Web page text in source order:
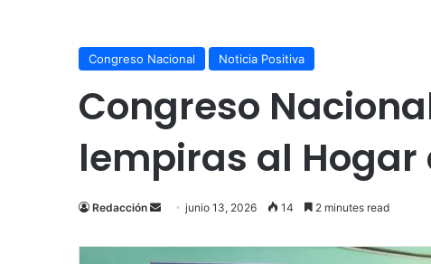
Congreso Nacional Noticia Positiva
Congreso
lempiras al Hogar
Redacción
Send
email
junio 13, 2026 14 2 minutes read